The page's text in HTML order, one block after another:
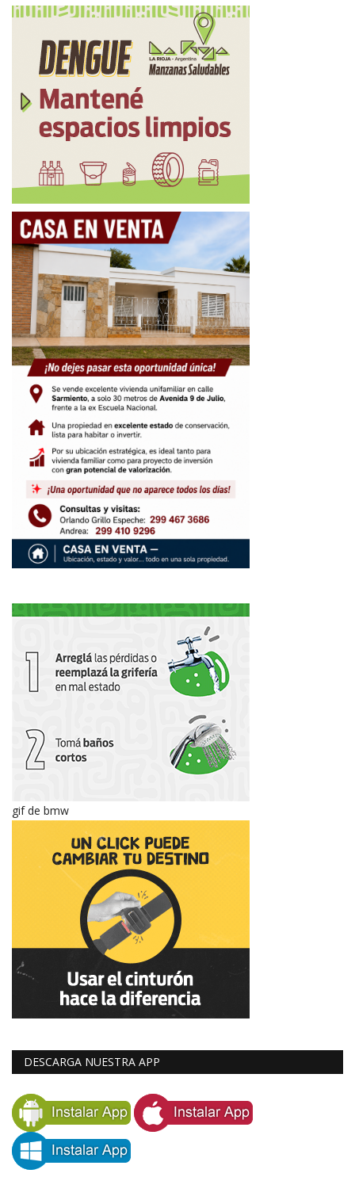
gif de bmw
DESCARGA NUESTRA APP